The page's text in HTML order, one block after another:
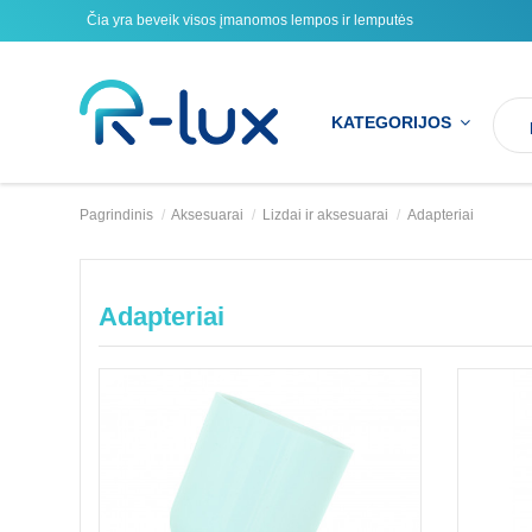
Čia yra beveik visos įmanomos lempos ir lemputės
KATEGORIJOS
Pagrindinis Aksesuarai Lizdai ir aksesuarai Adapteriai
Adapteriai